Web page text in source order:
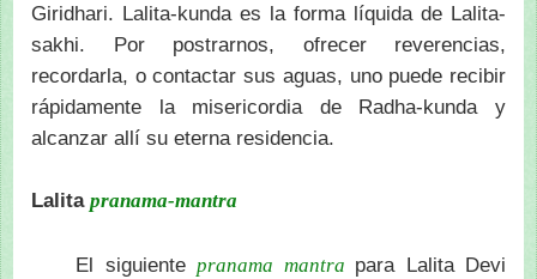
Giridhari. Lalita-kunda es la forma líquida de Lalita-
sakhi. Por postrarnos, ofrecer reverencias,
recordarla, o contactar sus aguas, uno puede recibir
rápidamente la misericordia de Radha-kunda y
alcanzar allí su eterna residencia.
Lalita pranama-mantra
El siguiente pranama mantra para Lalita Devi